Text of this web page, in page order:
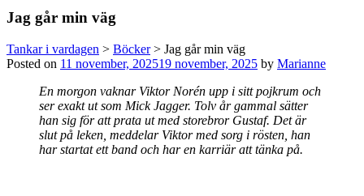
Jag går min väg
Tankar i vardagen > Böcker> Jag går min väg
Posted on 11 november, 202519 november, 2025 by Marianne
En morgon vaknar Viktor Norén upp i sitt pojkrum och
ser exakt ut som Mick Jagger. Tolv år gammal sätter
han sig för att prata ut med storebror Gustaf. Det är
slut på leken, meddelar Viktor med sorg i rösten, han
har startat ett band och har en karriär att tänka på.